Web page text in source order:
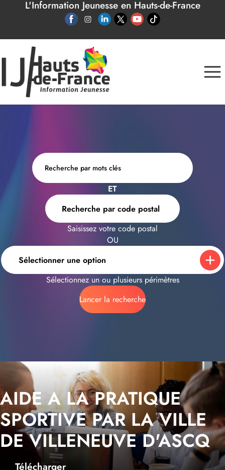
Panneau de gestion des cookies
L'Information Jeunesse en Hauts-de-France
ET
Recherche par code postal
Saisissez votre code postal
OU
Sélectionner une option
Sélectionnez un ou plusieurs périmètres
Lancer la recherche
AIDE A LA PRATIQUE
SPORTIVE PAR LA VILLE
DE VILLENEUVE D'ASCQ
Télécharger